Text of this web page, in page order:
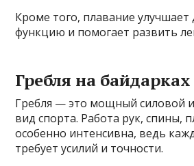
Кроме того, плавание
функцию и помогает развить
Гребля на
Гребля — это мощный силовой
вид спорта. Работа рук, спины,
особенно интенсивна, ведь
требует усилий и точности.